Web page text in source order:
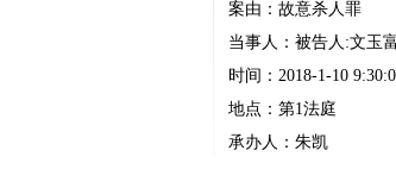
案由：故意杀人罪
当事人：被告人:文玉
时间：2018-1-10
地点：第1法庭
承办人：朱凯